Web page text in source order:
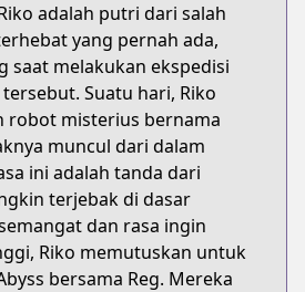
adalah putri dari salah
yang pernah ada,
saat melakukan ekspedisi
Suatu hari, Riko
robot misterius bernama
muncul dari dalam
ini adalah tanda dari
terjebak di dasar
dan rasa ingin
Riko memutuskan untuk
bersama Reg. Mereka